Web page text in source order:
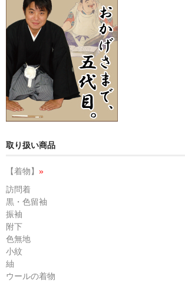
取り扱い商品
【着物】 »
訪問着
黒・色留袖
振袖
附下
色無地
小紋
紬
ウールの着物